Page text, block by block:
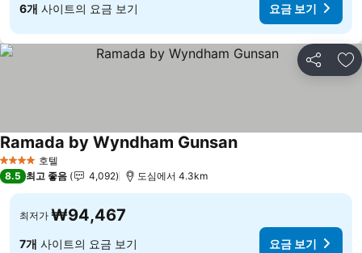
6개 사이트의 요금 보기 요금 보기
공유 즐
4 성급 호텔
Ramada by Wyndham Gunsan요금 보기
8.5 최고 좋음 4,092 도심에서 4.3km
최저가 ₩94,467
7개 사이트의 요금 보기 요금 보기